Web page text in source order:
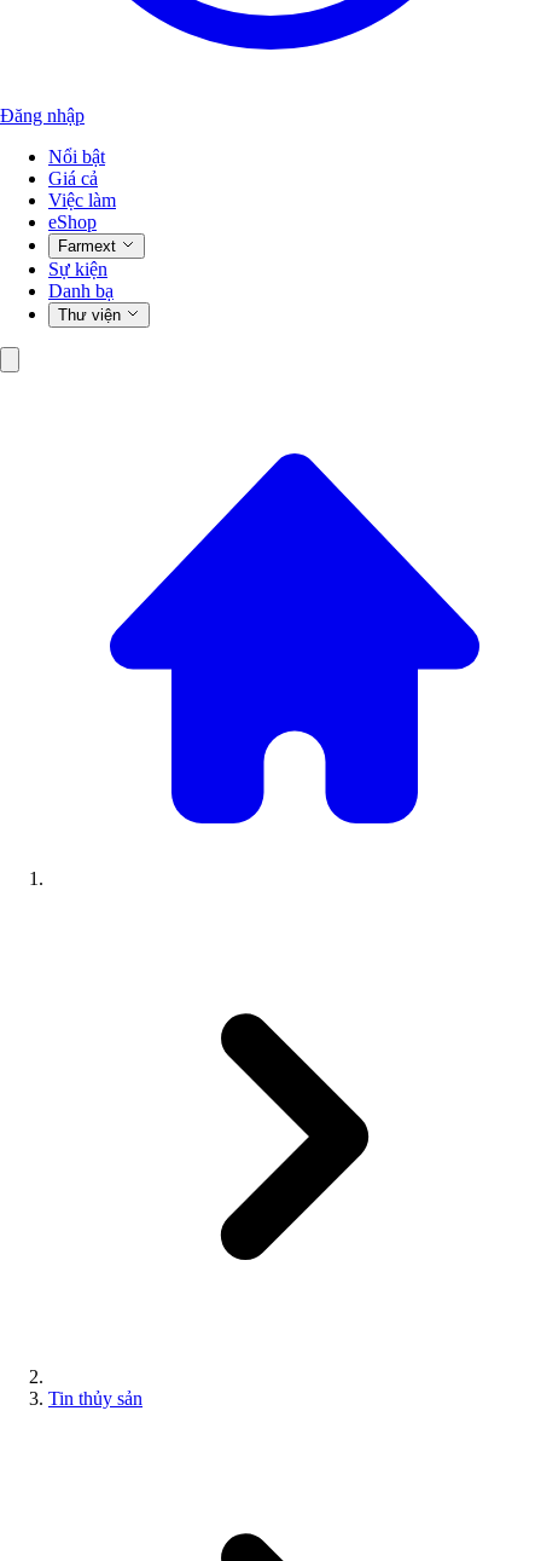
Đăng nhập
Nổi bật
Giá cả
Việc làm
eShop
Farmext
Sự kiện
Danh bạ
Thư viện
Tin thủy sản